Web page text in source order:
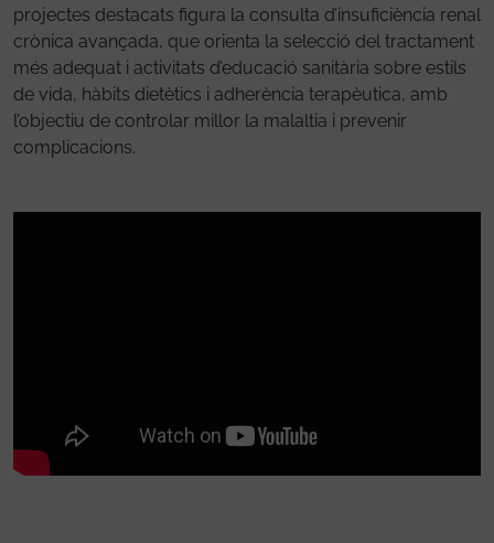
projectes destacats figura la consulta d’insuficiència renal
crònica avançada, que orienta la selecció del tractament
més adequat i activitats d’educació sanitària sobre estils
de vida, hàbits dietètics i adherència terapèutica, amb
l’objectiu de controlar millor la malaltia i prevenir
complicacions.